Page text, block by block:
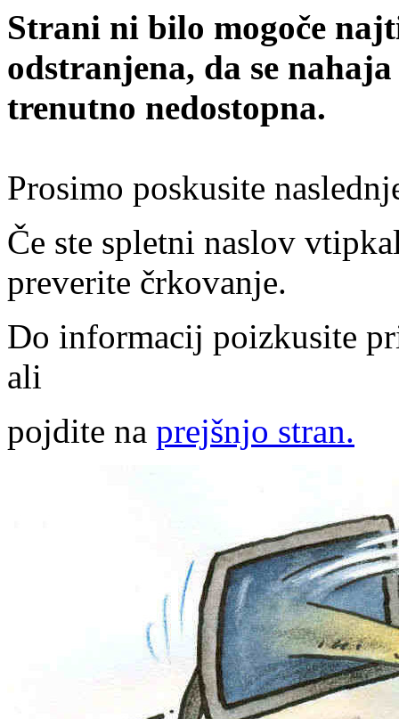
Strani ni bilo mogoče
odstranjena, da se
trenutno nedostopna.
Prosimo poskusite
Če ste spletni naslov
preverite črkovanje.
Do informacij poizkusite
ali
pojdite na prejšnjo stran.